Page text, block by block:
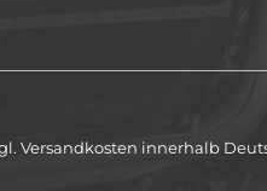
Versandkosten innerhalb